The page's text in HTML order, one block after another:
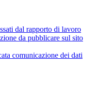
dal rapporto di lavoro
da pubblicare sul sito
comunicazione dei dati